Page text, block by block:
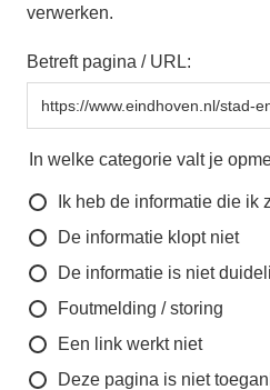
verwerken.
Betreft pagina / URL:
In welke categorie valt je
Ik heb de informatie die ik
De informatie klopt niet
De informatie is niet
Foutmelding / storing
Een link werkt niet
Deze pagina is niet